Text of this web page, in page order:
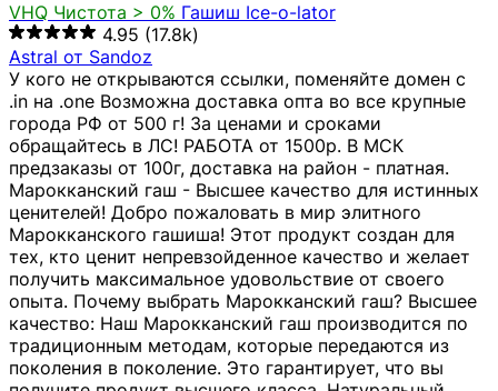
VHQ Чистота > 0% Гашиш Ice-o-lator
4.95 (17.8k)
Astral от Sandoz
У кого не открываются ссылки, поменяйте домен с
.in на .one Возможна доставка опта во все крупные
города РФ от 500 г! За ценами и сроками
обращайтесь в ЛС! РАБОТА от 1500р. В МСК
предзаказы от 100г, доставка на район - платная.
Марокканский гаш - Высшее качество для истинных
ценителей! Добро пожаловать в мир элитного
Марокканского гашиша! Этот продукт создан для
тех, кто ценит непревзойденное качество и желает
получить максимальное удовольствие от своего
опыта. Почему выбрать Марокканский гаш? Высшее
качество: Наш Марокканский гаш производится по
традиционным методам, которые передаются из
поколения в поколение. Это гарантирует, что вы